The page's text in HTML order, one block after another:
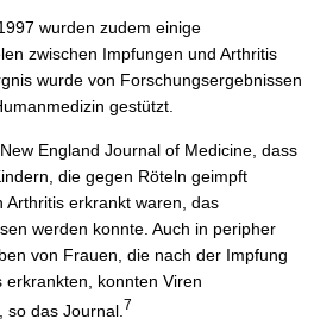
wurden zudem einige
zwischen Impfungen und Arthritis
wurde von Forschungsergebnissen
gestützt.
England Journal of Medicine, dass
die gegen Röteln geimpft
Arthritis erkrankt waren, das
werden konnte. Auch in peripher
von Frauen, die nach der Impfung
erkrankten, konnten Viren
so das Journal. 7